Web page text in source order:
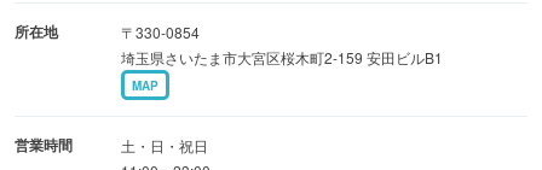
パスタもございます。
ランチ限定の飲み放題付コースは3000円！
飲み放題付コースは4400円〜様々なイベントにおすすめ！
所在地
〒330-0854
埼玉県さいたま市大宮区桜木町2-159 安田ビルB1
MAP
営業時間
土・日・祝日